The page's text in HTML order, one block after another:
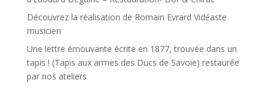
Découvrez la réalisation de Romain Evrard Vidéaste
musicien
Une lettre émouvante écrite en 1877, trouvée dans un
tapis ! (Tapis aux armes des Ducs de Savoie) restaurée
par nos ateliers